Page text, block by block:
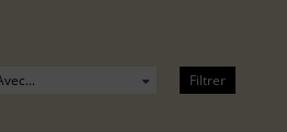
Filtrer